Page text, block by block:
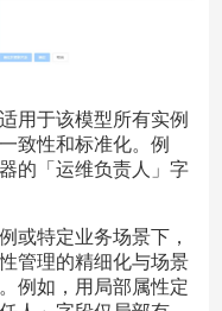
用于该模型所有实例
致性和标准化。例
的「运维负责人」字
或特定业务场景下，
管理的精细化与场景
例如，用局部属性定